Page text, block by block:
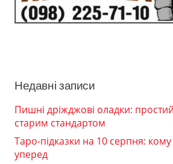
Недавні записи
Пишні дріжджові оладки:
старим стандартом
Таро-підказки на 10 серпня:
уперед